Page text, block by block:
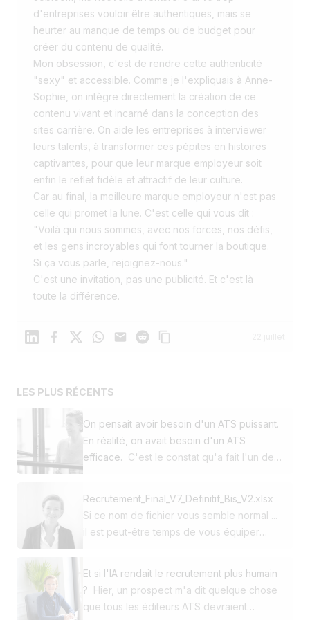
d'entreprises vouloir être authentiques, mais se
heurter au manque de temps ou de budget pour
créer du contenu de qualité.
Mon obsession, c'est de rendre cette authenticité
"sexy" et accessible. Comme je l'expliquais à Anne-
Sophie, on intègre directement la création de ce
contenu vivant et incarné dans la conception des
sites carrière. On aide les entreprises à interviewer
leurs talents, à transformer ces pépites en histoires
captivantes, pour que leur marque employeur soit
enfin le reflet fidèle et attractif de leur culture.
Car au final, la meilleure marque employeur n'est pas
celle qui promet la lune. C'est celle qui vous dit :
"Voilà qui nous sommes, avec nos forces, nos défis,
et les gens incroyables qui font tourner la boutique.
Si ça vous parle, rejoignez-nous."
C'est une invitation, pas une publicité. Et c'est là
toute la différence.
LinkedinFacebook
X WhatsApp
Mail Reddit
LES PLUS RÉCENTS
On pensait avoir besoin d'un ATS puissant.
En réalité, on avait besoin d'un ATS
efficace. C'est le constat qu'a fait l'un de
déjà notre site carrière et notre solution de
choisi l'un des leaders mondiaux du
pas la puissance qui faisait la différence.
C'était la simplicité, la rapidité et l'efficacité.
🚀 Puis est venue une question simple : 👉
Recrutement_Final_V7_Definitif_Bis_V2.xlsx
Si ce nom de fichier vous semble normal ...
il est peut-être temps de vous équiper
recrutements en parallèle ➡️ Des CV dans
Outlook ou dans des dossiers dropbox ➡️
Des commentaires dans son carnet ➡️ Des
Et si l'IA rendait le recrutement plus humain
? Hier, un prospect m'a dit quelque chose
que tous les éditeurs ATS devraient